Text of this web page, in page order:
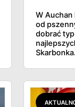
W
od
dobrać
Skarbonka.